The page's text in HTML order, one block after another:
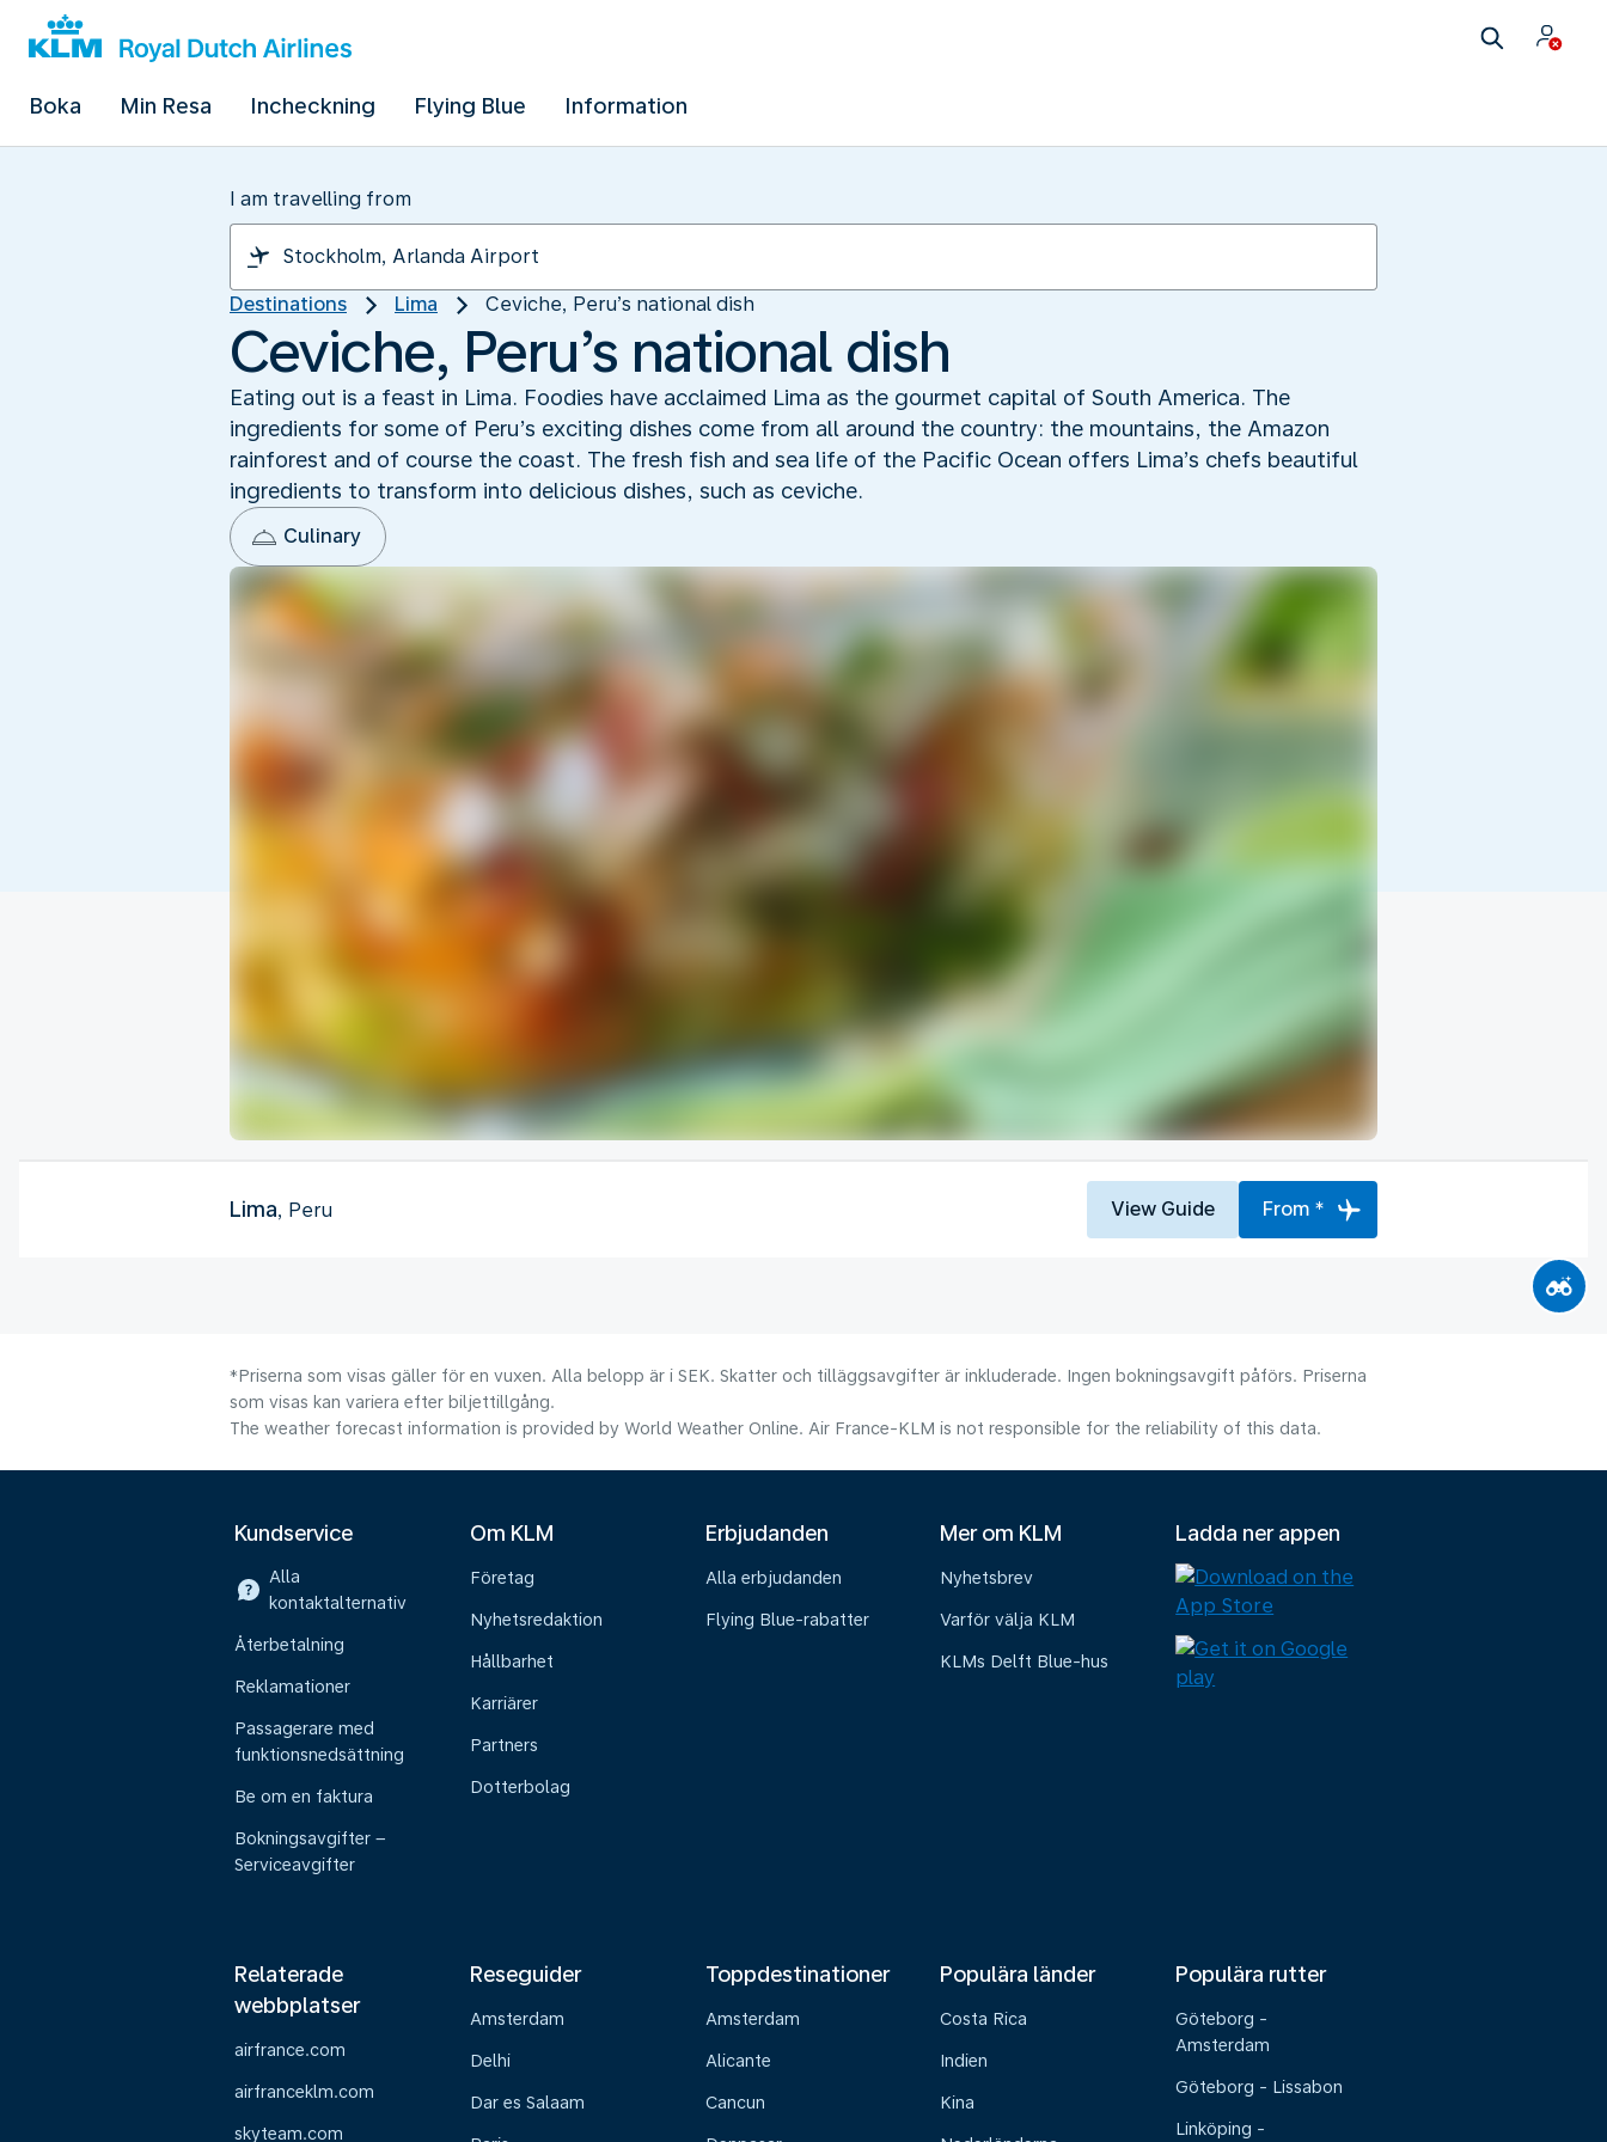
Boka Min Resa Incheckning Flying Blue Information
I am travelling from
Destinations Lima Ceviche, Peru’s national dish
Ceviche, Peru’s national dish
Eating out is a feast in Lima. Foodies have acclaimed Lima as the gourmet capital of South America. The
ingredients for some of Peru’s exciting dishes come from all around the country: the mountains, the Amazon
rainforest and of course the coast. The fresh fish and sea life of the Pacific Ocean offers Lima’s chefs beautiful
ingredients to transform into delicious dishes, such as ceviche.
Culinary
Lima, Peru View Guide From *
*Priserna som visas gäller för en vuxen. Alla belopp är i SEK. Skatter och tilläggsavgifter är inkluderade. Ingen bokningsavgift påförs. Priserna
som visas kan variera efter biljettillgång.
The weather forecast information is provided by World Weather Online. Air France-KLM is not responsible for the reliability of this data.
Kundservice
Alla
kontaktalternativ
Återbetalning
Reklamationer
Passagerare med
funktionsnedsättning
Be om en faktura
Bokningsavgifter –
Serviceavgifter
Om KLM
Företag
Nyhetsredaktion
Hållbarhet
Karriärer
Partners
Dotterbolag
Erbjudanden
Alla erbjudanden
Flying Blue-rabatter
Mer om KLM
Nyhetsbrev
Varför välja KLM
KLMs Delft Blue-hus
Ladda ner appen
Relaterade
webbplatser
airfrance.com
airfranceklm.com
skyteam.com
Reseguider
Amsterdam
Delhi
Dar es Salaam
Toppdestinationer
Amsterdam
Alicante
Cancun
Populära länder
Costa Rica
Indien
Kina
Populära rutter
Göteborg -
Amsterdam
Göteborg - Lissabon
Linköping -